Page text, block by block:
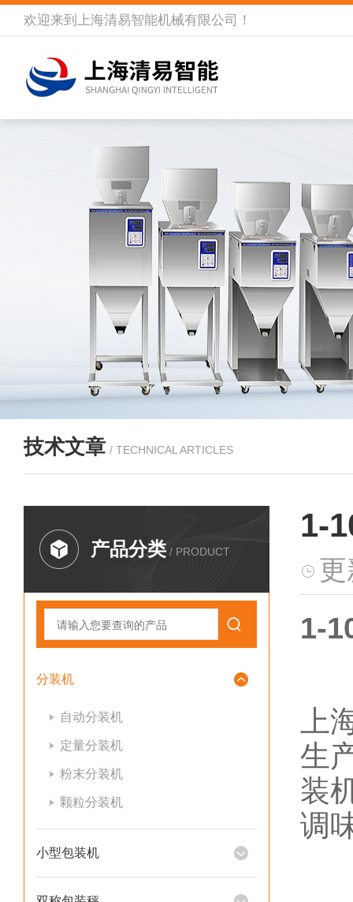
欢迎来到 上海清易智能机械有限公司 ！
技术文章 / TECHNICAL ARTICLES
产品分类 / PRODUCT
分装机
自动分装机
定量分装机
粉末分装机
颗粒分装机
小型包装机
1-
1-
上
生
装
调